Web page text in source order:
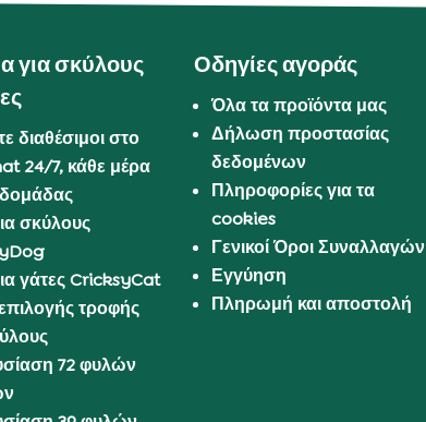
για σκύλους
διαθέσιμοι στο
24/7, κάθε μέρα
σκύλους
γάτες CricksyCat
τροφής
72 φυλών
Οδηγίες αγοράς
Όλα τα προϊόντα μας
Δήλωση προστασίας
δεδομένων
Πληροφορίες για τα
cookies
Γενικοί Όροι Συναλλαγών
Εγγύηση
Πληρωμή και αποστολή